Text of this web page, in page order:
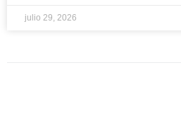
julio 29, 2026